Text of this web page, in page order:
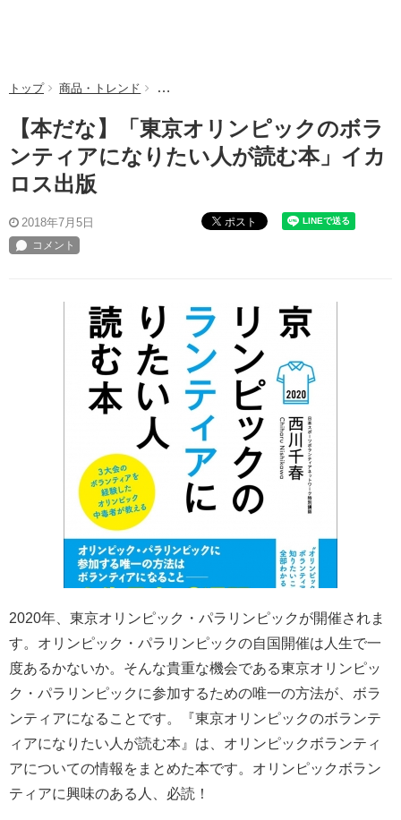
トップ 商品・トレンド 【本だな】「東京オリンピックのボランティ
【本だな】「東京オリンピックのボラ
ンティアになりたい人が読む本」イカ
ロス出版
2018年7月5日 ポスト
2020年、東京オリンピック・パラリンピックが開催されま
す。オリンピック・パラリンピックの自国開催は人生で一
度あるかないか。そんな貴重な機会である東京オリンピッ
ク・パラリンピックに参加するための唯一の方法が、ボラ
ンティアになることです。『東京オリンピックのボランテ
ィアになりたい人が読む本』は、オリンピックボランティ
アについての情報をまとめた本です。オリンピックボラン
ティアに興味のある人、必読！